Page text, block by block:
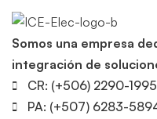
Somos una empresa
integración de
CR: (+506) 2290-1995
PA: (+507) 6283-